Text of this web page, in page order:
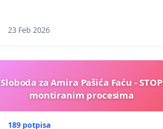
23 Feb 2026
Sloboda za Amira Pašića Faću - STOP
montiranim procesima
189 potpisa